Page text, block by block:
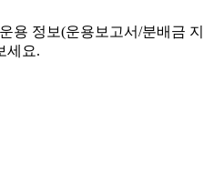
용 정보(운용보고서/분배금 지
세요.